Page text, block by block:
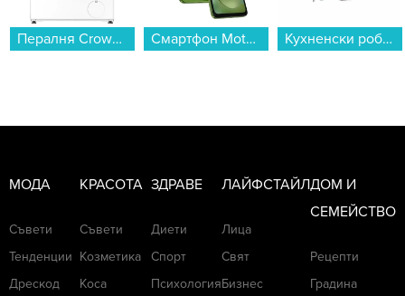
Пералня Crown CWM8014WY , 1400 об./мин., 8.00 kg, A , Бял... Смартфон Motorola MOTO G06 256/8 GREEN , 256 GB, 8 GB... Кухненски робот Bosch MCM3501M , 2,3 L , 800 W...
МОДА
Съвети
Тенденции
Дрескод
КРАСОТА
Съвети
Козметика
Коса
ЗДРАВЕ
Диети
Спорт
Психология
ЛАЙФСТАЙЛ
Лица
Свят
Бизнес
ДОМ И
СЕМЕЙСТВО
Рецепти
Градина